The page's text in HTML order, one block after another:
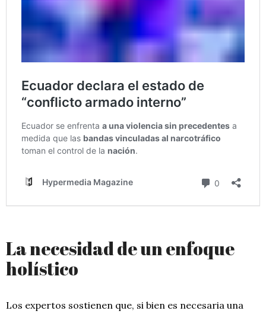
La necesidad de un enfoque
holístico
Los expertos sostienen que, si bien es necesaria una